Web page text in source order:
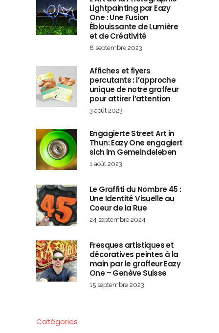
Lightpainting par Eazy
One : Une Fusion
Éblouissante de Lumière
et de Créativité
8 septembre 2023
Affiches et flyers
percutants : l’approche
unique de notre graffeur
pour attirer l’attention
3 août 2023
Engagierte Street Art in
Thun: Eazy One engagiert
sich im Gemeindeleben
1 août 2023
Le Graffiti du Nombre 45 :
Une Identité Visuelle au
Coeur de la Rue
24 septembre 2024
Fresques artistiques et
décoratives peintes à la
main par le graffeur Eazy
One – Genève Suisse
15 septembre 2023
Catégories